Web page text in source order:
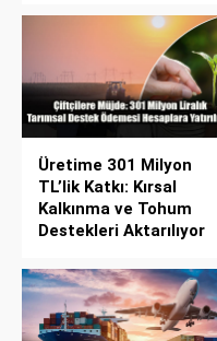
Üretime 301 Milyon
TL’lik Katkı: Kırsal
Kalkınma ve Tohum
Destekleri Aktarılıyor